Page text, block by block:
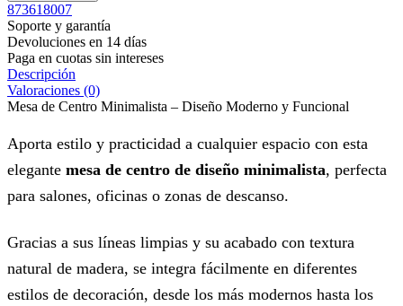
873618007
Soporte y garantía
Devoluciones en 14 días
Paga en cuotas sin intereses
Descripción
Valoraciones (0)
Mesa de Centro Minimalista – Diseño Moderno y Funcional
Aporta estilo y practicidad a cualquier espacio con esta
elegante mesa de centro de diseño minimalista, perfecta
para salones, oficinas o zonas de descanso.
Gracias a sus líneas limpias y su acabado con textura
natural de madera, se integra fácilmente en diferentes
estilos de decoración, desde los más modernos hasta los